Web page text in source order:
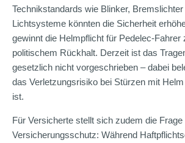
Technikstandards wie Blinker,
Lichtsysteme könnten die Sicherheit
gewinnt die Helmpflicht für Pedelec-Fahrer
politischem Rückhalt. Derzeit ist das
gesetzlich nicht vorgeschrieben – dabei
das Verletzungsrisiko bei Stürzen mit
ist.
Für Versicherte stellt sich zudem die
Versicherungsschutz: Während